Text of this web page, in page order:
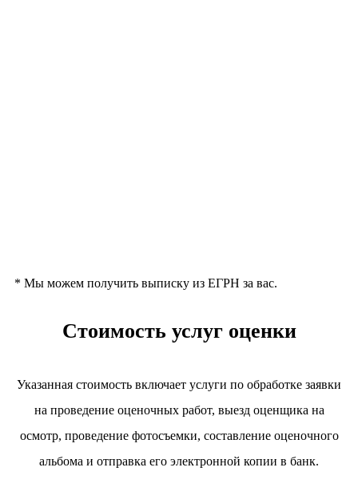
* Мы можем получить выписку из ЕГРН за вас.
Стоимость услуг оценки
Указанная стоимость включает услуги по обработке заявки
на проведение оценочных работ, выезд оценщика на
осмотр, проведение фотосъемки, составление оценочного
альбома и отправка его электронной копии в банк.